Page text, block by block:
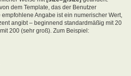
dem Template, das der Benutzer
Angabe ist ein numerischer Wert,
angibt – beginnend standardmäßig mit 20
200 (sehr groß). Zum Beispiel: